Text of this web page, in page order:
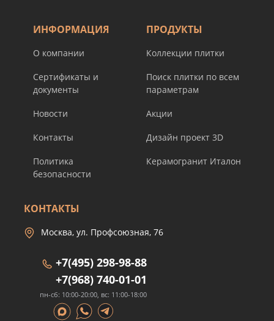
ИНФОРМАЦИЯ
О компании
Сертификаты и
документы
Новости
Контакты
Политика
безопасности
ПРОДУКТЫ
Коллекции плитки
Поиск плитки по всем
параметрам
Акции
Дизайн проект 3D
Керамогранит Италон
КОНТАКТЫ
Москва, ул. Профсоюзная, 76
+7(495) 298-98-88
+7(968) 740-01-01
пн-сб: 10:00-20:00, вс: 11:00-18:00